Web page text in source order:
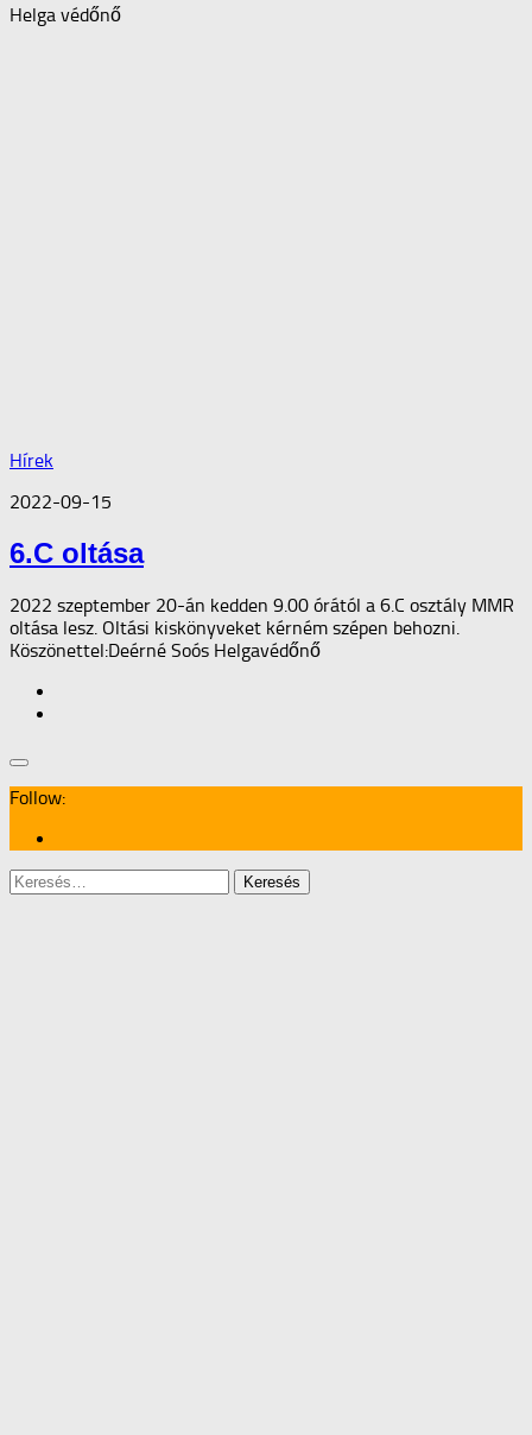
Helga védőnő
Hírek
2022-09-15
6.C oltása
2022 szeptember 20-án kedden 9.00 órától a 6.C osztály MMR
oltása lesz. Oltási kiskönyveket kérném szépen behozni.
Köszönettel:Deérné Soós Helgavédőnő
Follow:
Keresés: